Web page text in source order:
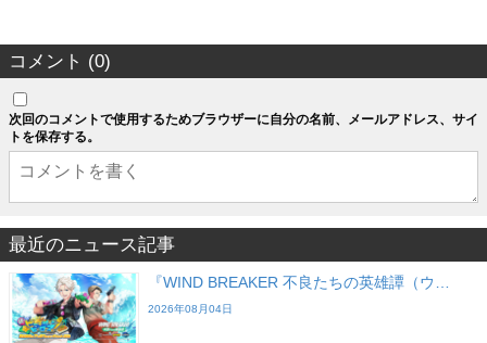
コメント (0)
次回のコメントで使用するためブラウザーに自分の名前、メールアドレス、サイ
トを保存する。
最近のニュース記事
『WIND BREAKER 不良たちの英雄譚（ウ…
2026年08月04日